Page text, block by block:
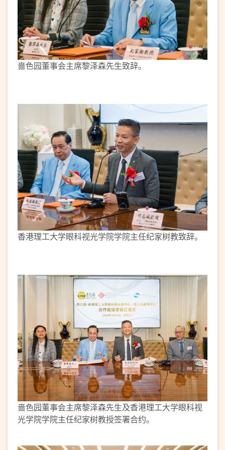
啬色园董事会主席黎泽森先生致辞。
香港理工大学眼科视光学院学院主任纪家树教致辞。
啬色园董事会主席黎泽森先生及香港理工大学眼科视
光学院学院主任纪家树教授签署合约。